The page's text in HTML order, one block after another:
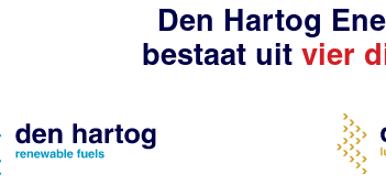
Den Hartog
bestaat uit vier